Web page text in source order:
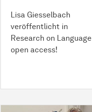
Lisa Giesselbach
veröffentlicht in
Research on Language
open access!